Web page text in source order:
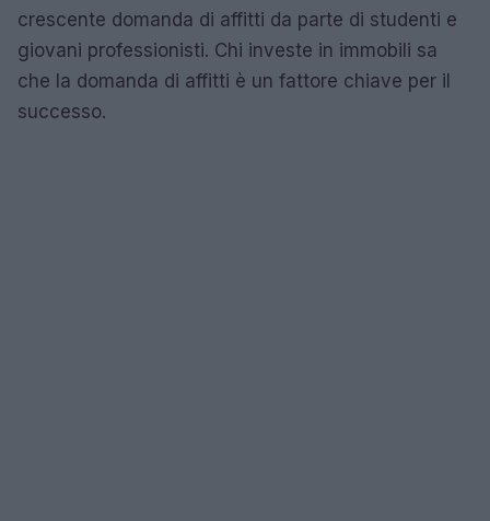
crescente domanda di affitti da parte di studenti e
giovani professionisti. Chi investe in immobili sa
che la domanda di affitti è un fattore chiave per il
successo.